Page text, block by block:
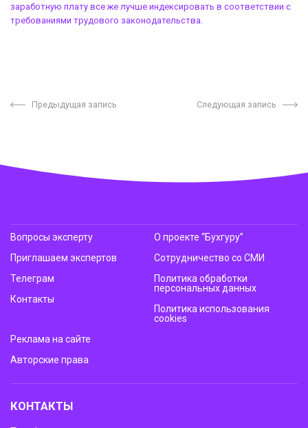
заработную плату все же лучше индексировать в соответствии с
требованиями трудового законодательства.
Предыдущая запись Следующая запись
Вопросы эксперту
Приглашаем экспертов
Телеграм
Контакты
О проекте “Бухгуру”
Сотрудничество со СМИ
Политика обработки
персональных данных
Политика использования
cookies
Реклама на сайте
Авторские права
КОНТАКТЫ